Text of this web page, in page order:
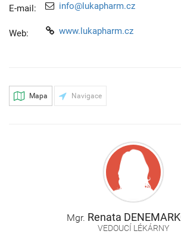
E-mail: info@lukapharm.cz
Web: www.lukapharm.cz
Mapa Navigace
Mgr. Renata
VEDOUCÍ LÉKÁRNY